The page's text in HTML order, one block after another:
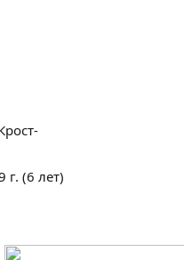
г. (6 лет)